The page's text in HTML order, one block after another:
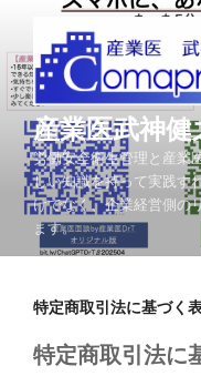
テ
ン
プ
産業医武神
労働安全衛生管理と産業
しい知識を持って実践す
けでなく、企業経営側の
ます。
特定商取引法に基づく
特定商取引法に